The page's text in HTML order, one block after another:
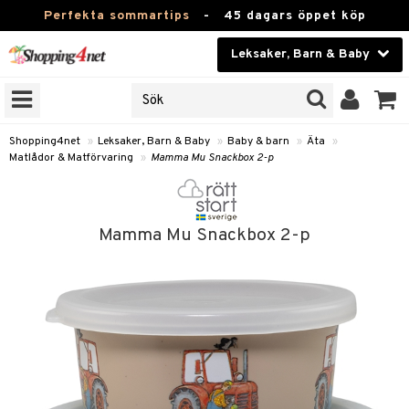
Perfekta sommartips - 45 dagars öppet köp
Leksaker, Barn & Baby
Skönhet
Kontaktlinser
Hem & Inredning
Leksaker, Barn & Baby
Varumärken
Kampanjer
Shopping4net » Leksaker, Barn & Baby » Baby & barn » Äta
»
Matlådor & Matförvaring
» Mamma Mu Snackbox 2-p
Mamma Mu Snackbox 2-p
& Mössor
& Matförvaring